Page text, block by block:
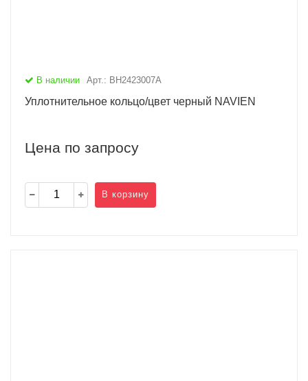
В наличии Арт.: BH2423007A
Уплотнительное кольцо/цвет черный NAVIEN
Цена по запросу
В корзину